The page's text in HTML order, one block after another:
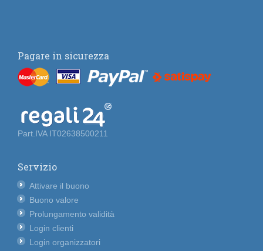
Pagare in sicurezza
Part.IVA IT02638500211
Servizio
Attivare il buono
Buono valore
Prolungamento validità
Login clienti
Login organizzatori